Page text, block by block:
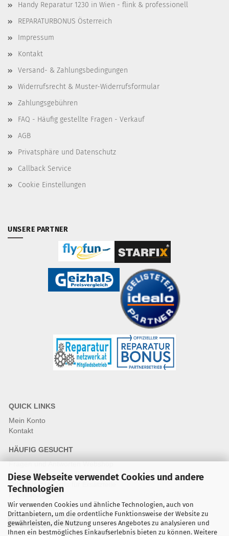
Diese Webseite verwendet Cookies und andere
Technologien
Wir verwenden Cookies und ähnliche Technologien, auch von
Drittanbietern, um die ordentliche Funktionsweise der Website zu
gewährleisten, die Nutzung unseres Angebotes zu analysieren und
Ihnen ein bestmögliches Einkaufserlebnis bieten zu können. Weitere
Handy Reparatur 1230 in Wien - flink & professionell
REPARATURBONUS Österreich
Impressum
Kontakt
Versand- & Zahlungsbedingungen
Widerrufsrecht & Muster-Widerrufsformular
Zahlungsgebühren
FAQ - Häufig gestellte Fragen - Verkauf
AGB
Privatsphäre und Datenschutz
Callback Service
Cookie Einstellungen
UNSERE PARTNER
QUICK LINKS
Mein Konto
Kontakt
HÄUFIG GESUCHT
Fragen und Antworten Webshop
Fragen & Antworten Reparatur
Qualitätsstandards für Ersatzteile
Reparaturablauf
Vertrag widerrufen